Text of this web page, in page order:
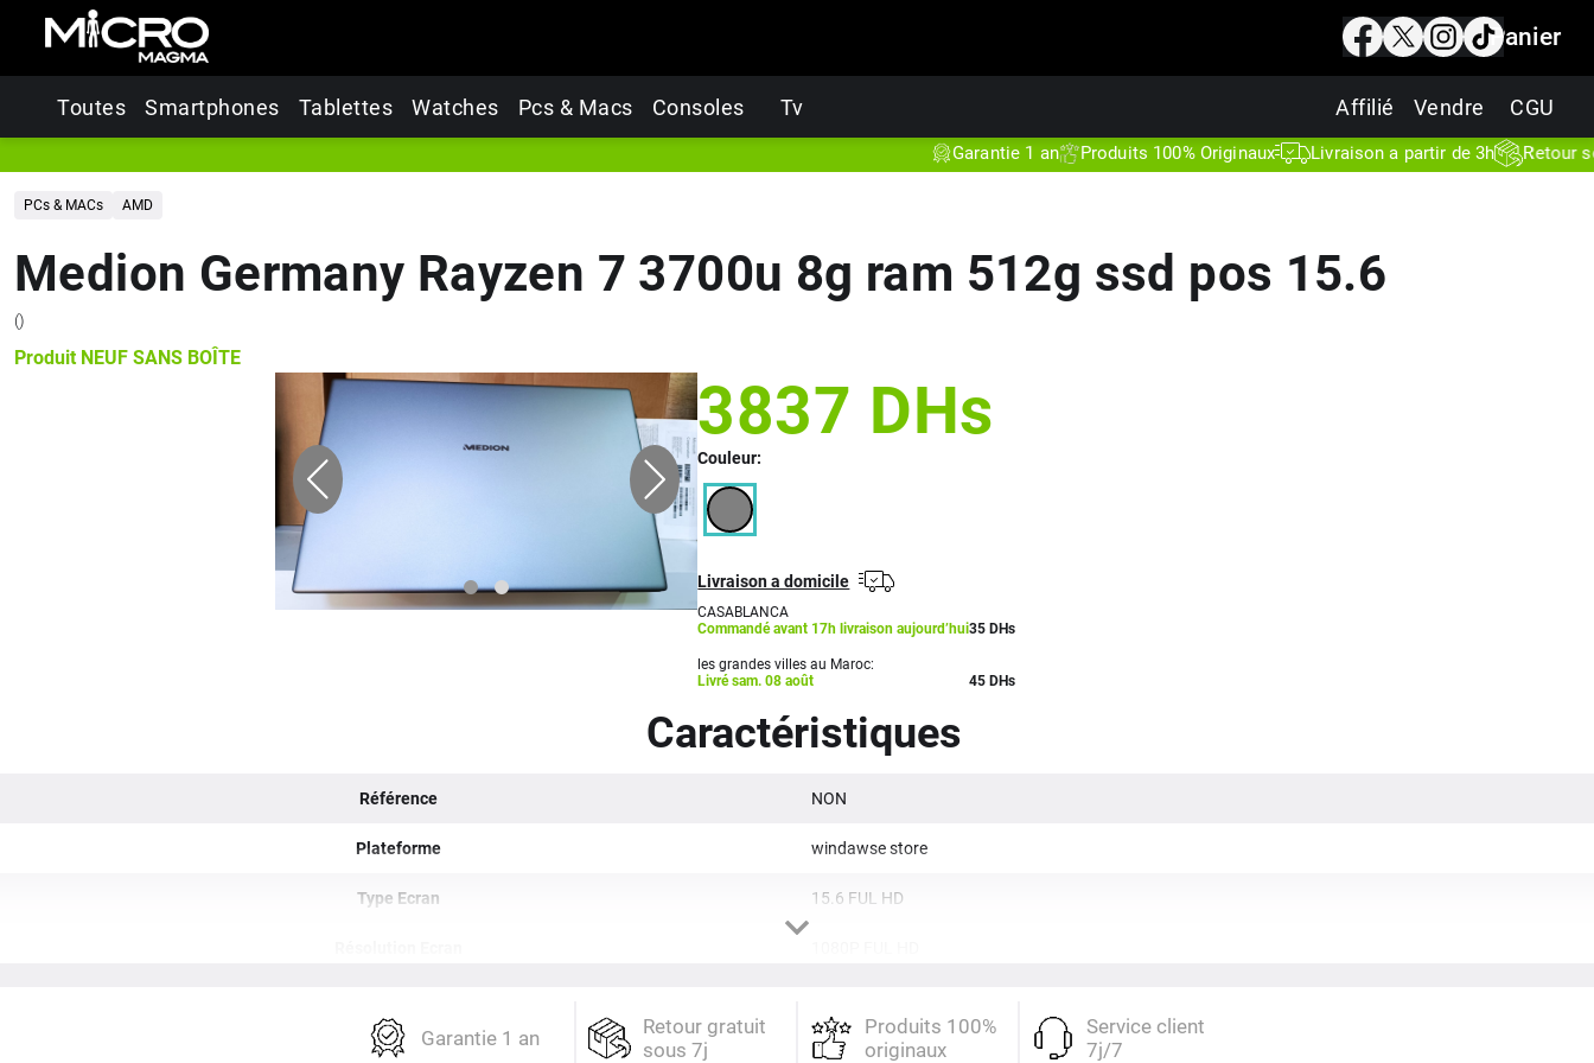
Panier
Toutes Smartphones Tablettes Watches Pcs & Macs Consoles Tv CGU
Vendre
Affilié
Garantie 1 an Produits 100% Originaux Livraison a partir de 3h Retour sous 7
PCs & MACs AMD
Medion Germany Rayzen 7 3700u 8g ram 512g ssd pos 15.6
()
Produit NEUF SANS BOÎTE
3837 DHs
Couleur:
Livraison a domicile
CASABLANCA
Commandé avant 17h livraison aujourd’hui35 DHs
les grandes villes au Maroc:
Livré sam. 08 août
45 DHs
Caractéristiques
Référence NON
Plateforme windawse store
Type Ecran 15.6 FUL HD
Dimensions / Poids 1.39 Kg
Garantie 1 an
Retour gratuit
sous 7j
Produits 100%
originaux
Service client
7j/7